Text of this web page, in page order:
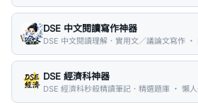
DSE 中文閱讀寫作神器
DSE 中文閱讀理解．實用文／議論文寫作 ・
DSE 經濟科神器
DSE 經濟科秒殺精讀筆記．精選題庫 ・ 懶